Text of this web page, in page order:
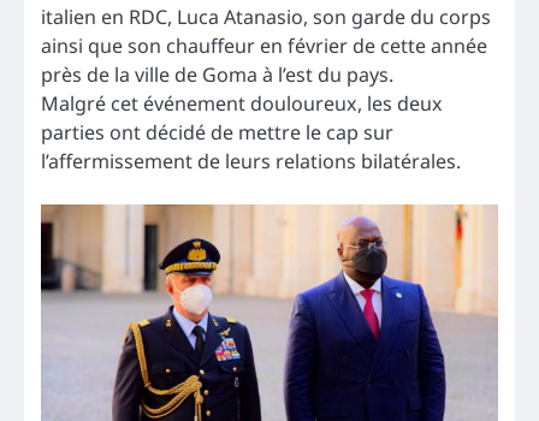
italien en RDC, Luca Atanasio, son garde du corps
ainsi que son chauffeur en février de cette année
près de la ville de Goma à l’est du pays.
Malgré cet événement douloureux, les deux
parties ont décidé de mettre le cap sur
l’affermissement de leurs relations bilatérales.